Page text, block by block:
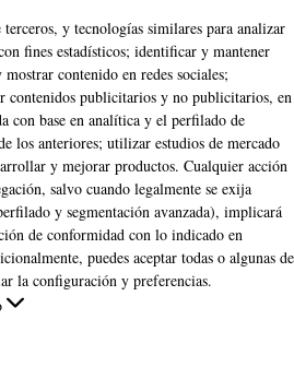
y tecnologías similares para analizar
fines estadísticos; identificar y mantener
contenido en redes sociales;
contenidos publicitarios y no publicitarios, en
con base en analítica y el perfilado de
los anteriores; utilizar estudios de mercado
y mejorar productos. Cualquier acción
salvo cuando legalmente se exija
y segmentación avanzada), implicará
de conformidad con lo indicado en
puedes aceptar todas o algunas de
la configuración y preferencias.